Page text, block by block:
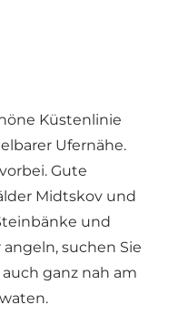
Küstenlinie
Ufernähe.
Gute
Midtskov und
und
suchen Sie
ganz nah am